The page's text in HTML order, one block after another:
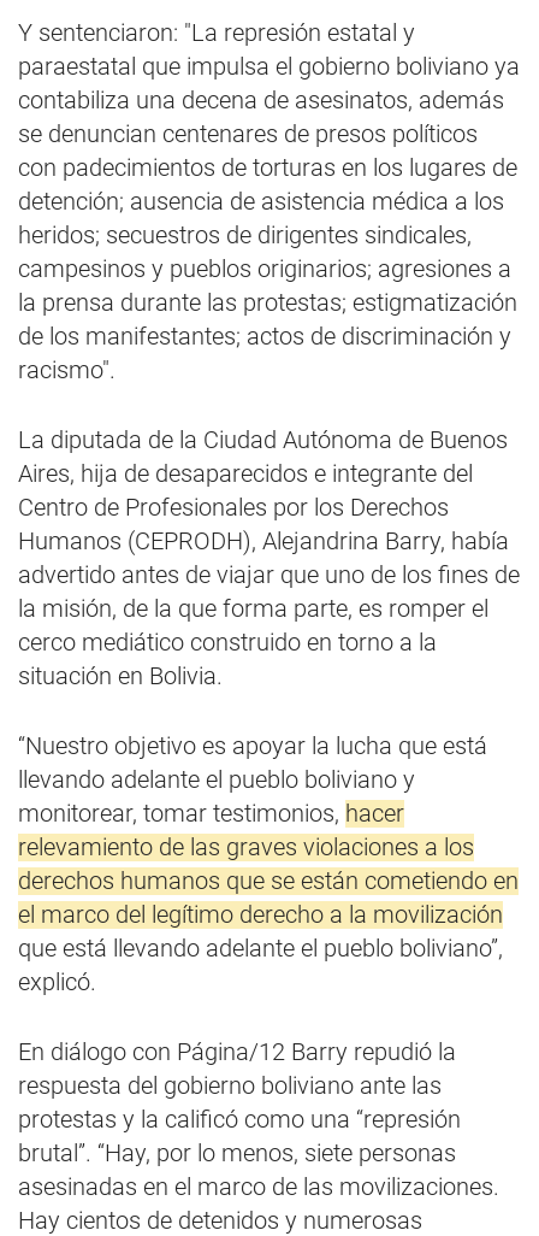
Y sentenciaron: "La represión estatal y
paraestatal que impulsa el gobierno boliviano ya
contabiliza una decena de asesinatos, además
se denuncian centenares de presos políticos
con padecimientos de torturas en los lugares de
detención; ausencia de asistencia médica a los
heridos; secuestros de dirigentes sindicales,
campesinos y pueblos originarios; agresiones a
la prensa durante las protestas; estigmatización
de los manifestantes; actos de discriminación y
racismo".
La diputada de la Ciudad Autónoma de Buenos
Aires, hija de desaparecidos e integrante del
Centro de Profesionales por los Derechos
Humanos (CEPRODH), Alejandrina Barry, había
advertido antes de viajar que uno de los fines de
la misión, de la que forma parte, es romper el
cerco mediático construido en torno a la
situación en Bolivia.
“Nuestro objetivo es apoyar la lucha que está
llevando adelante el pueblo boliviano y
monitorear, tomar testimonios, hacer
relevamiento de las graves violaciones a los
derechos humanos que se están cometiendo en
el marco del legítimo derecho a la movilización
que está llevando adelante el pueblo boliviano”,
explicó.
En diálogo con Página/12 Barry repudió la
respuesta del gobierno boliviano ante las
protestas y la calificó como una “represión
brutal”. “Hay, por lo menos, siete personas
asesinadas en el marco de las movilizaciones.
Hay cientos de detenidos y numerosas